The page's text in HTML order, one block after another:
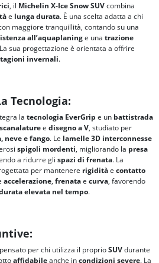
, il Michelin X-Ice Snow SUVcombina
e lunga durata. È una scelta adatta a chi
maggiore tranquillità, contando su una
all’aquaplaninge una trazione
sua progettazione è orientata a offrire
invernali.
Tecnologia:
la tecnologia EverGrip e un battistrada
e disegno a V, studiato per
neve e fango. Le lamelle 3D interconnesse
spigoli mordenti, migliorando la presa
a ridurre gli spazi di frenata. La
per mantenere rigiditàe contatto
accelerazione, frenatae curva, favorendo
elevata nel tempo.
per chi utilizza il proprioSUVdurante
affidabileanche incondizioni severe. La